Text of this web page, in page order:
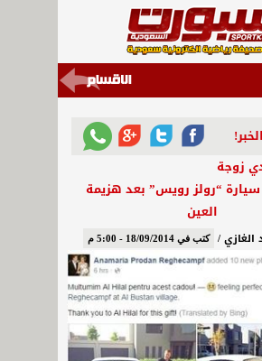
زوجة
“رولز رويس” بعد هزيمة
العين
الغازي / كتب في 18/09/2014 - 5:00 م